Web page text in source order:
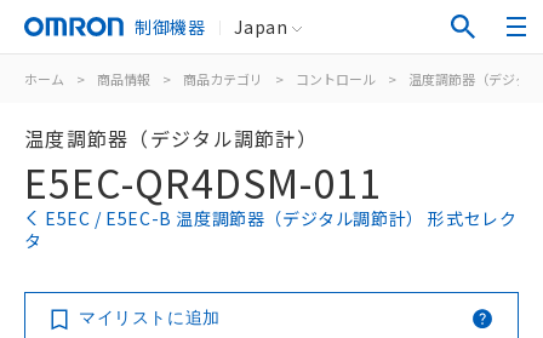
制御機器 Japan
ホーム > 商品情報 > 商品カテゴリ > コントロール > 温度調節器（デジタ
温度調節器（デジタル調節計）
E5EC-QR4DSM-011
E5EC / E5EC-B 温度調節器（デジタル調節計） 形式セレク
タ
マイリストに追加